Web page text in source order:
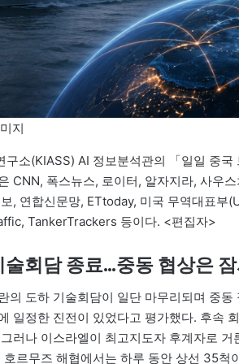
지
구소(KIASS) AI 정보분석관의 「일일 중
CNN, 폭스뉴스, 로이터, 알자지라, 사우
, 연합신문망, ETtoday, 미국 무역대표부
TankerTrackers 등이다. <편집자>
술회담 종료…중동 협상은
의 도하 기술회담이 일단 마무리되며 중
일정한 진전이 있었다고 평가했다. 후속
러나 이스라엘이 최고지도자 후계자로
호르무즈 해협에서는 하루 동안 상선 35